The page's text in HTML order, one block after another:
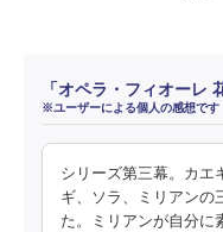
「オペラ・フィオーレ
※ユーザーによる個人の感想です
シリーズ第三幕。カエ
ギ、ソラ、ミリアンの
た。ミリアンが自分に